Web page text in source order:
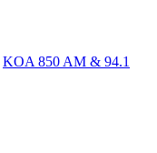
KOA 850 AM & 94.1